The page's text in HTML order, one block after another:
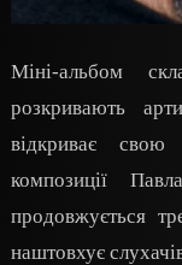
Міні-альбом
розкривають
відкриває свою
композиції
продовжується
наштовхує